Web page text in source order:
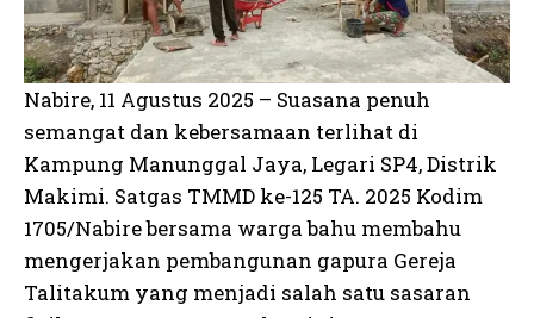
Nabire, 11 Agustus 2025 – Suasana penuh
semangat dan kebersamaan terlihat di
Kampung Manunggal Jaya, Legari SP4, Distrik
Makimi. Satgas TMMD ke-125 TA. 2025 Kodim
1705/Nabire bersama warga bahu membahu
mengerjakan pembangunan gapura Gereja
Talitakum yang menjadi salah satu sasaran